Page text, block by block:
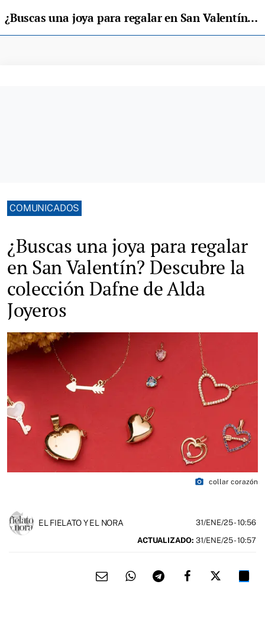
¿Buscas una joya para regalar en San Valentín? Descubre la colección Dafne de Alda Joyeros
COMUNICADOS
¿Buscas una joya para regalar
en San Valentín? Descubre la
colección Dafne de Alda
Joyeros
photo_camera collar corazón
EL FIELATO Y EL NORA 31/ENE/25- 10:56
ACTUALIZADO: 31/ENE/25 - 10:57